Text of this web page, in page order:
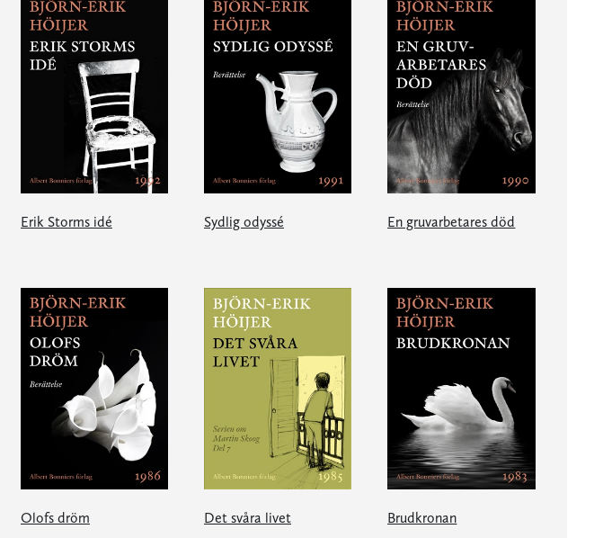
Erik Storms idé Sydlig odyssé En gruvarbetares död
Olofs dröm Det svåra livet Brudkronan